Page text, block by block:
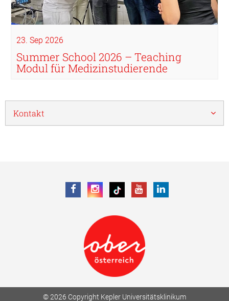
23. Sep 2026
Summer School 2026 – Teaching
Modul für Medizinstudierende
Kontakt
© 2026 Copyright Kepler Universitätsklinikum